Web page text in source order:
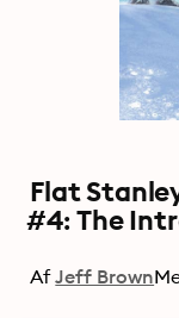
Flat
#4: The
Af Jeff Brown